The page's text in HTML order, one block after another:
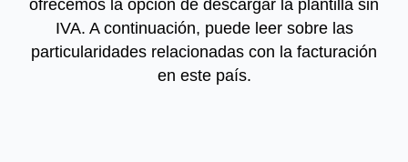
ofrecemos la opción de descargar la plantilla sin
IVA. A continuación, puede leer sobre las
particularidades relacionadas con la facturación
en este país.